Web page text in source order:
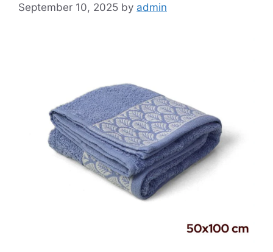
September 10, 2025 by admin